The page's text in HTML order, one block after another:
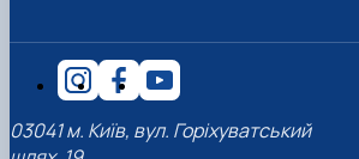
03041 м. Київ, вул. Горіхуватський